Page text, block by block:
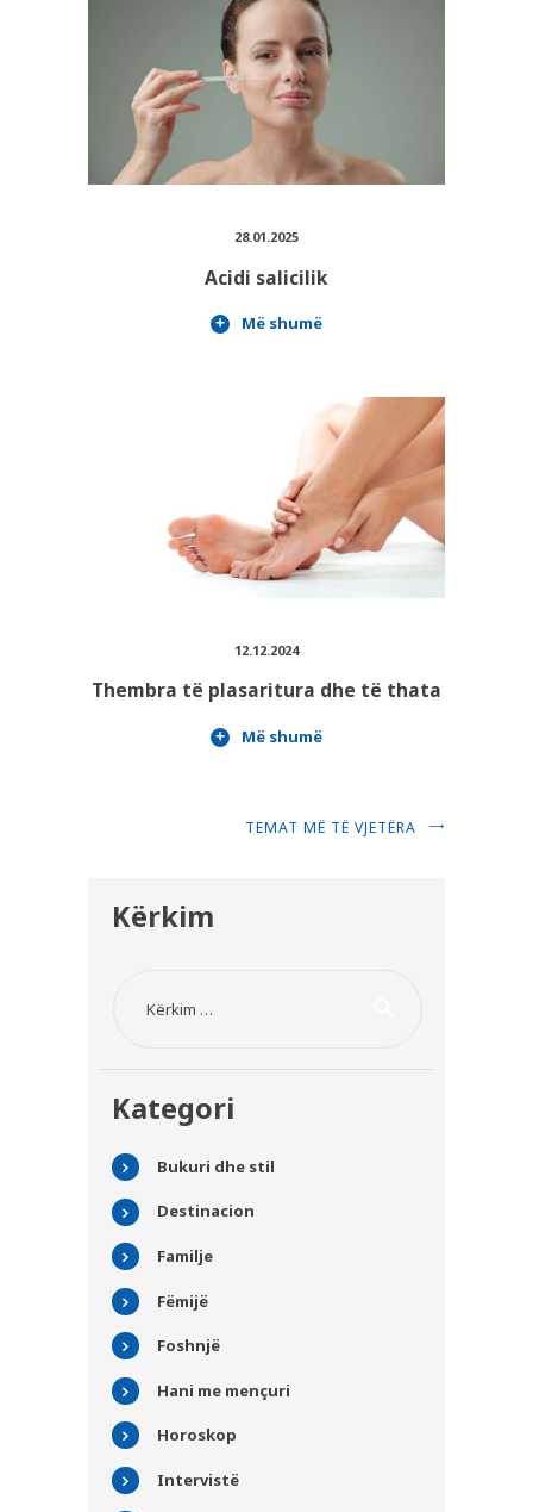
28.01.2025
Acidi salicilik
Më shumë
12.12.2024
Thembra të plasaritura dhe të thata
Më shumë
TEMAT MË TË VJETËRA
Kërkim
Kategori
Bukuri dhe stil
Destinacion
Familje
Fëmijë
Foshnjë
Hani me mençuri
Horoskop
Intervistë